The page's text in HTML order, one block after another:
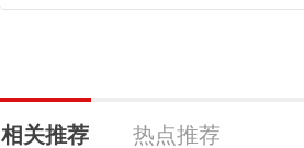
相关推荐 热点推荐